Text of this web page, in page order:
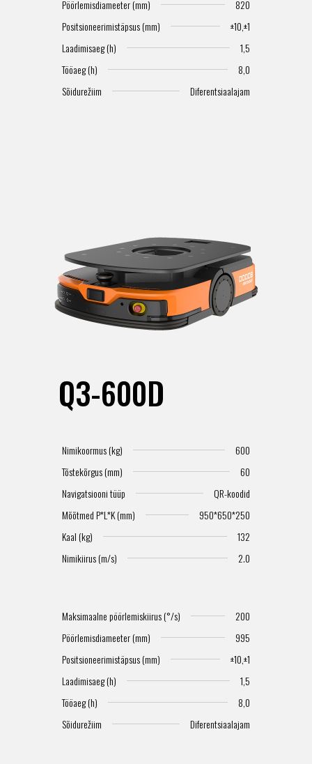
Pöörlemisdiameeter (mm)
820
Positsioneerimistäpsus (mm)
±10,±1
Laadimisaeg (h)
1,5
Tööaeg (h)
8,0
Sõidurežiim
Diferentsiaalajam
Q3-600D
Nimikoormus (kg)
600
Tõstekõrgus (mm)
60
Navigatsiooni tüüp
QR-koodid
Mõõtmed P*L*K (mm)
950*650*250
Kaal (kg)
132
Nimikiirus (m/s)
2.0
Maksimaalne pöörlemiskiirus (°/s)
200
Pöörlemisdiameeter (mm)
995
Positsioneerimistäpsus (mm)
±10,±1
Laadimisaeg (h)
1,5
Tööaeg (h)
8,0
Sõidurežiim
Diferentsiaalajam